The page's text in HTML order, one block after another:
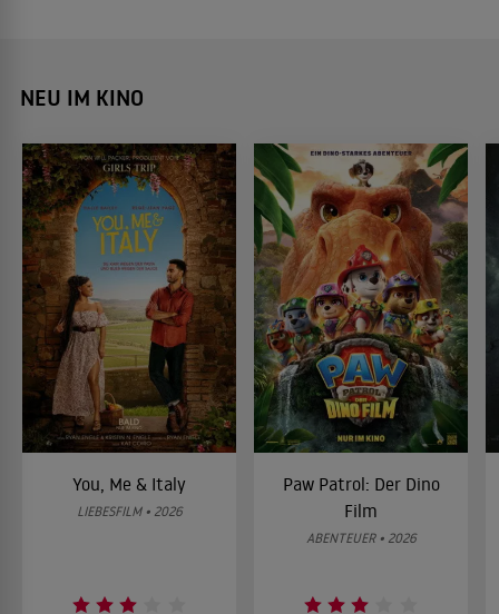
NEU IM KINO
You, Me & Italy
LIEBESFILM • 2026
Paw Patrol: Der Dino
Film
ABENTEUER • 2026